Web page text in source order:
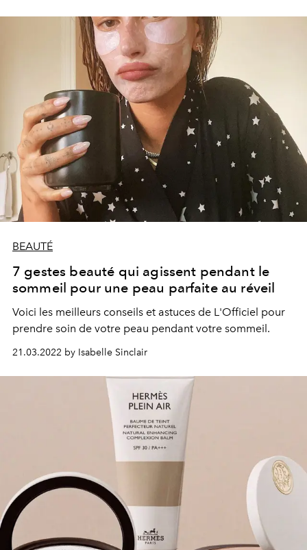
BEAUTÉ
7 gestes beauté qui agissent pendant le
sommeil pour une peau parfaite au réveil
Voici les meilleurs conseils et astuces de L'Officiel pour
prendre soin de votre peau pendant votre sommeil.
21.03.2022 by Isabelle Sinclair